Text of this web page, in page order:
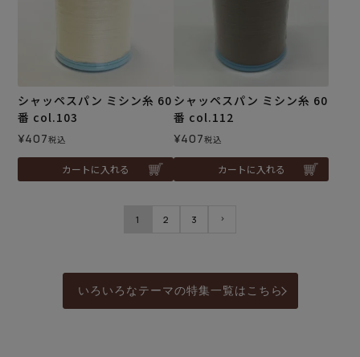
シャッペスパン ミシン糸 60
番 col.103
¥407税込
カートに入れる
シャッペスパン ミシン糸 60
番 col.112
¥407税込
カートに入れる
1 2 3
いろいろなテーマの特集一覧はこちら